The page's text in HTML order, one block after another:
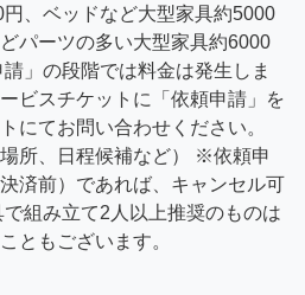
、ベッドなど大型家具約5000
パーツの多い大型家具約6000
」の段階では料金は発生しま
ビスチケットに「依頼申請」を
にてお問い合わせください。
場所、日程候補など） ※依頼申
済前）であれば、キャンセル可
組み立て2人以上推奨のものは
ともございます。